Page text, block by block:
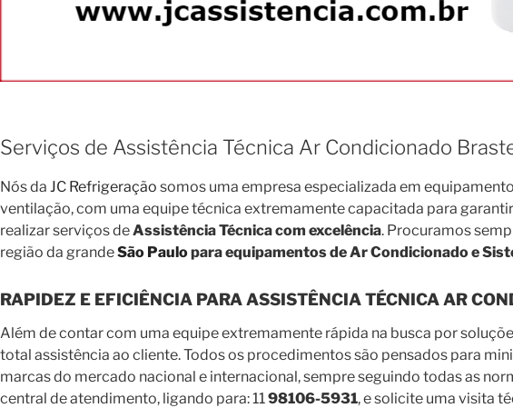
Serviços de Assistência Técnica Ar Condicionado
Nós da JC Refrigeração somos uma empresa especializada em
ventilação, com uma equipe técnica extremamente capacitada para
realizar serviços deAssistência Técnica com excelência. Procuramos
região da grandeSão Paulopara equipamentos de Ar Condicionado e
RAPIDEZ E EFICIÊNCIA PARA ASSISTÊNCIA TÉCNICA AR
Além de contar com uma equipe extremamente rápida na busca por
total assistência ao cliente. Todos os procedimentos são pensados para
marcas do mercado nacional e internacional, sempre seguindo todas as
central de atendimento, ligando para: 1198106-5931, e solicite uma visita